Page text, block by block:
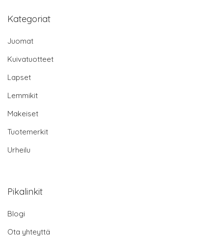
Kategoriat
Juomat
Kuivatuotteet
Lapset
Lemmikit
Makeiset
Tuotemerkit
Urheilu
Pikalinkit
Blogi
Ota yhteyttä